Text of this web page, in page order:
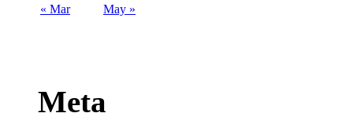
« Mar May »
Meta